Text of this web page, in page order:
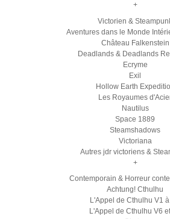
+
Victorien &
Aventures dans le Monde
Château Falkenstein
Deadlands & Deadlands
Ecryme
Exil
Hollow Earth
Les Royaumes
Nautilus
Space 1889
Steamshadows
Victoriana
Autres jdr victoriens &
+
Contemporain & Horreur
Achtung! Cthulhu
L'Appel de Cthulhu V1
L'Appel de Cthulhu V6